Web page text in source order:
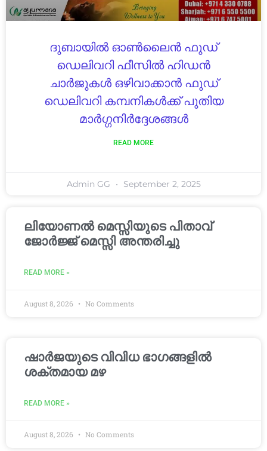
ദുബായിൽ ഓൺലൈൻ ഫുഡ്
ഡെലിവറി ഫീസിൽ ഹിഡൻ
ചാർജുകൾ ഒഴിവാക്കാൻ ഫുഡ്
ഡെലിവറി കമ്പനികൾക്ക് പുതിയ
മാർഗ്ഗനിർദ്ദേശങ്ങൾ
READ MORE
Admin GG September 2, 2025
ലിയോണൽ മെസ്സിയുടെ പിതാവ്
ജോർജ്ജ് മെസ്സി അന്തരിച്ചു
READ MORE »
August 8, 2026 No Comments
ഷാർജയുടെ വിവിധ ഭാഗങ്ങളിൽ
ശക്തമായ മഴ
READ MORE »
August 8, 2026 No Comments